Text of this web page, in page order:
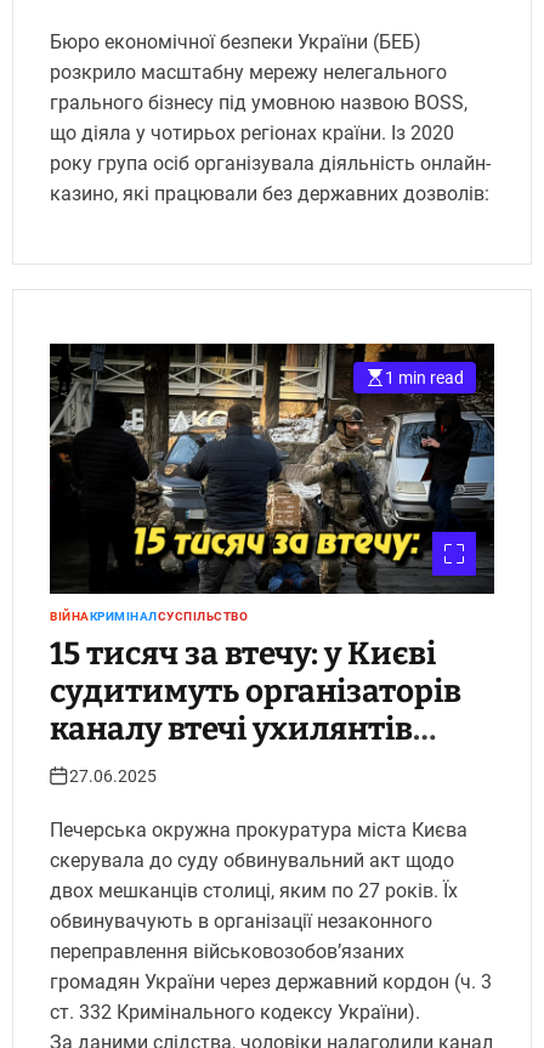
Бюро економічної безпеки України (БЕБ)
розкрило масштабну мережу нелегального
грального бізнесу під умовною назвою BOSS,
що діяла у чотирьох регіонах країни. Із 2020
року група осіб організувала діяльність онлайн-
казино, які працювали без державних дозволів:
1 min read
ВІЙНАКРИМІНАЛСУСПІЛЬСТВО
15 тисяч за втечу: у Києві
судитимуть організаторів
каналу втечі ухилянтів
через Молдову.
27.06.2025
Печерська окружна прокуратура міста Києва
скерувала до суду обвинувальний акт щодо
двох мешканців столиці, яким по 27 років. Їх
обвинувачують в організації незаконного
переправлення військовозобов’язаних
громадян України через державний кордон (ч. 3
ст. 332 Кримінального кодексу України).
За даними слідства, чоловіки налагодили канал